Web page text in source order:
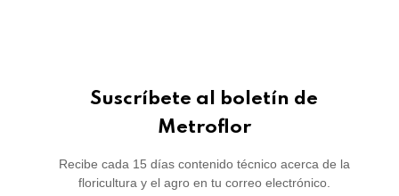
Suscríbete al boletín de
Metroflor
Recibe cada 15 días contenido técnico acerca de la
floricultura y el agro en tu correo electrónico.